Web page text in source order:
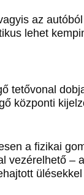
az
lehet
tetővonal
központi
a fizikai
vezérelhető –